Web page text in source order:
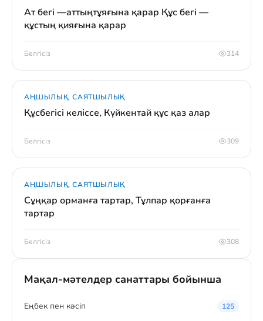
Ат бегі —аттыңтұяғына қарар Құс бегі —
құстың қияғына қарар
Белгісіз 314
АҢШЫЛЫҚ, САЯТШЫЛЫҚ
Құсбегісі келіссе, Күйкентай құс қаз алар
Белгісіз 309
АҢШЫЛЫҚ, САЯТШЫЛЫҚ
Сұңқар орманға тартар, Тұлпар қорғанға
тартар
Белгісіз 308
Мақал-мәтелдер санаттары бойынша
Eңбек пен кәсіп 125